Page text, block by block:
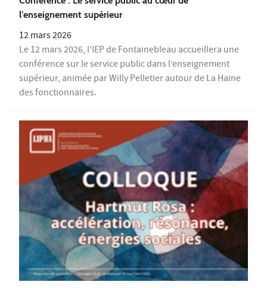
l’enseignement supérieur
12 mars 2026
Le 12 mars 2026, l’IEP de Fontainebleau accueillera une
conférence sur le service public dans l’enseignement
supérieur, animée par Willy Pelletier autour de La Haine
des fonctionnaires.